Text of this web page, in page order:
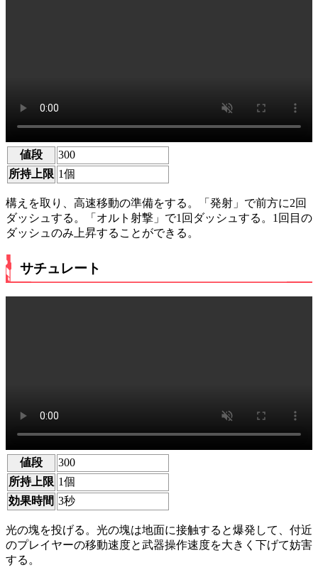
値段
300
所持上限 1個
構えを取り、高速移動の準備をする。「発射」で前方に2回
ダッシュする。「オルト射撃」で1回ダッシュする。1回目の
ダッシュのみ上昇することができる。
サチュレート
値段
300
所持上限 1個
効果時間 3秒
光の塊を投げる。光の塊は地面に接触すると爆発して、付近
のプレイヤーの移動速度と武器操作速度を大きく下げて妨害
する。